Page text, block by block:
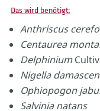
Das wird benötigt:
Anthriscus
Centaurea
Delphinium
Nigella
Ophiopogon
Salvinia natans